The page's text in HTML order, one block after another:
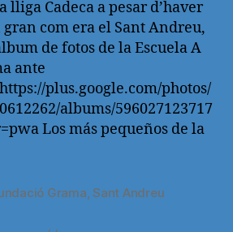
Cadeca a pesar d’haver
com era el Sant Andreu,
de fotos de la Escuela A
ante
plus.google.com/photos/
albums/596027123717
Los más pequeños de la
Grama,Sant Andreu